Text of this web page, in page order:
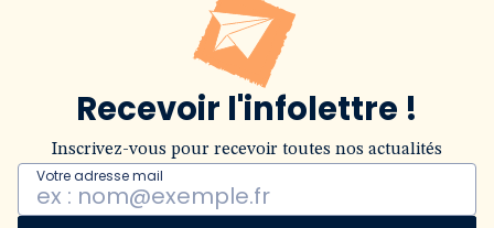
Recevoir l'infolettre !
Inscrivez-vous pour recevoir toutes nos actualités
Votre adresse mail